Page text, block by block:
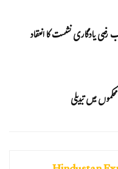
رضی یادگاری نشست کا انعقاد
میں تبدیلی